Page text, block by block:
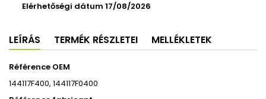
Elérhetőségi dátum 17/08/2026
LEÍRÁS TERMÉK RÉSZLETEI MELLÉKLETEK
Référence OEM
144117F400, 144117F0400